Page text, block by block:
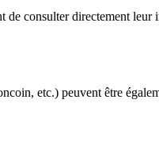
consulter directement
etc.) peuvent être